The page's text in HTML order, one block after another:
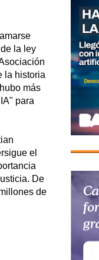
la ley
la historia
más
para
el
De
de